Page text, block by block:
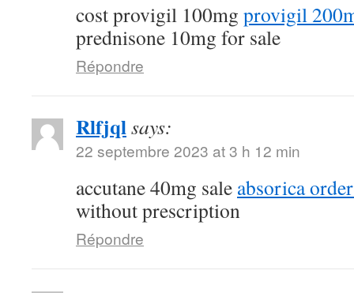
cost provigil 100mg provigil
prednisone 10mg for sale
Répondre
Rlfjqlsays:
22 septembre 2023 at 3 h 12 min
accutane 40mg sale absorica
without prescription
Répondre